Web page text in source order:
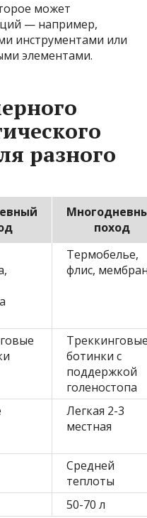
может
— например,
инструментами или
элементами.
разного
поход
Термобелье,
флис,
ботинки с
поддержкой
голеностопа
Легкая 2-3
местная
Средней
теплоты
50-70 л